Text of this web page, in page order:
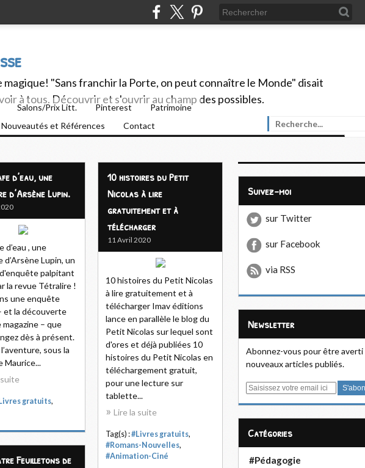
"Sans franchir la Porte, on peut connaître le Monde" disait
à tous. Découvrir et s'ouvrir au champ des possibles.
Salons/Prix Litt. Pinterest
Patrimoine
et Références Contact
d’eau, une
d’Arsène Lupin.
d’eau , une
d’Arsène Lupin, un
palpitant
la revue Tétralire !
une enquête
et la découverte
– que
dès à présent.
sous la
Maurice...
gratuits,
10 histoires du Petit
Nicolas à lire
gratuitement et à
télécharger
11 Avril 2020
10 histoires du Petit Nicolas
à lire gratuitement et à
télécharger Imav éditions
lance en parallèle le blog du
Petit Nicolas sur lequel sont
d'ores et déjà publiées 10
histoires du Petit Nicolas en
téléchargement gratuit,
pour une lecture sur
tablette...
Lire la suite
Tag(s) :#Livres gratuits,
#Romans-Nouvelles,
#Animation-Ciné
Feuilletons de
Suivez-moi
sur Twitter
sur Facebook
via RSS
Newsletter
Abonnez-vous pour être averti
nouveaux articles publiés.
E
Catégories
#Pédagogie